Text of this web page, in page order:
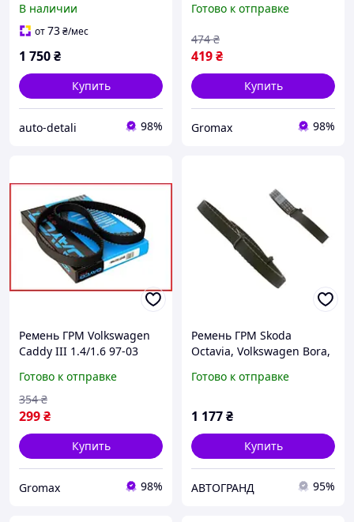
В наличии
от73₴/мес
1 750₴
Купить
auto-detali 98%
DAYCO Италия
Готово к отправке
419₴
474 ₴
Купить
Gromax 98%
Ремень ГРМ Volkswagen
Caddy III 1.4/1.6 97-03
DAYCO Италия
Готово к отправке
299₴
354 ₴
Купить
Gromax 98%
Ремень ГРМ Skoda
Octavia, Volkswagen Bora,
BOSCH
Готово к отправке
1 177₴
Купить
АВТОГРАНД 95%